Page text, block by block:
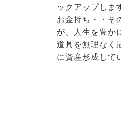
ックアップしま
お金持ち・・そ
が、人生を豊か
道具を無理なく
に資産形成して